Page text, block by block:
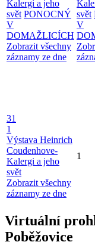
Kalergi a jeho
svět PONOCNÝ
V
DOMAŽLICÍCH
Zobrazit všechny
záznamy ze dne
svět
V
31
1
Výstava Heinrich
Coudenhove-
Kalergi a jeho
svět
Zobrazit všechny
záznamy ze dne
1
Virtuální
Poběžovice